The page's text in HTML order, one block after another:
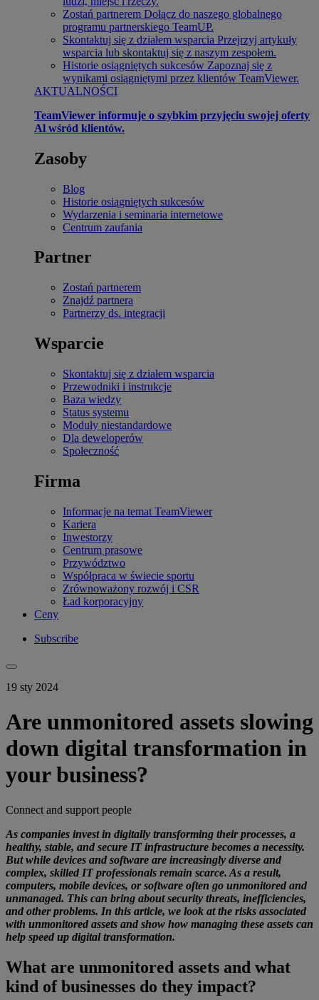
Zostań partnerem Dołącz do naszego globalnego
programu partnerskiego TeamUP.
Skontaktuj się z działem wsparcia Przejrzyj artykuły
wsparcia lub skontaktuj się z naszym zespołem.
Historie osiągniętych sukcesów Zapoznaj się z
wynikami osiągniętymi przez klientów TeamViewer.
AKTUALNOŚCI
TeamViewer informuje o szybkim przyjęciu swojej oferty
Al wśród klientów.
Zasoby
Blog
Historie osiągniętych sukcesów
Wydarzenia i seminaria internetowe
Centrum zaufania
Partner
Zostań partnerem
Znajdź partnera
Partnerzy ds. integracji
Wsparcie
Skontaktuj się z działem wsparcia
Przewodniki i instrukcje
Baza wiedzy
Status systemu
Moduły niestandardowe
Dla deweloperów
Społeczność
Firma
Informacje na temat TeamViewer
Kariera
Inwestorzy
Centrum prasowe
Przywództwo
Współpraca w świecie sportu
Zrównoważony rozwój i CSR
Ład korporacyjny
Ceny
Subscribe
19 sty 2024
Are unmonitored assets slowing
down digital transformation in
your business?
Connect and support people
As companies invest in digitally transforming their processes, a
healthy, stable, and secure IT infrastructure becomes a necessity.
But while devices and software are increasingly diverse and
complex, skilled IT professionals remain scarce. As a result,
computers, mobile devices, or software often go unmonitored and
unmanaged. This can bring about security threats, inefficiencies,
and other problems. In this article, we look at the risks associated
with unmonitored assets and show how managing these assets can
help speed up digital transformation.
What are unmonitored assets and what
kind of businesses do they impact?